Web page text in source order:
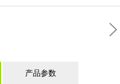
产品参数